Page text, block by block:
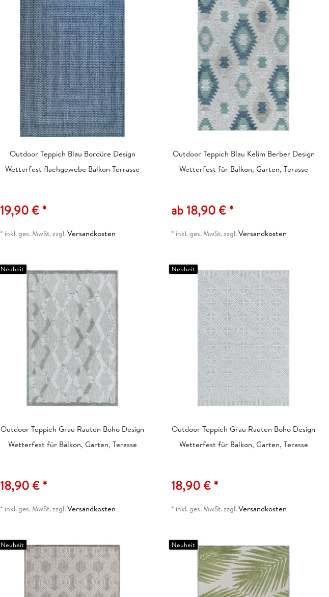
Outdoor Teppich Blau Bordüre Design
Wetterfest flachgewebe Balkon Terrasse
19,90 € *
* inkl. ges. MwSt.zzgl.Versandkosten
Outdoor Teppich Blau Kelim Berber Design
Wetterfest für Balkon, Garten, Terasse
ab 18,90 € *
* inkl. ges. MwSt.zzgl.Versandkosten
Neuheit
Outdoor Teppich Grau Rauten Boho Design
Wetterfest für Balkon, Garten, Terasse
18,90 € *
* inkl. ges. MwSt.zzgl.Versandkosten
Neuheit
Outdoor Teppich Grau Rauten Boho Design
Wetterfest für Balkon, Garten, Terasse
18,90 € *
* inkl. ges. MwSt.zzgl.Versandkosten
Neuheit Neuheit